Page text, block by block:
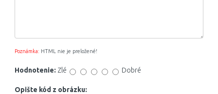
Poznámka: HTML nie je preložené!
Hodnotenie: Zlé Dobré
Opište kód z obrázku: